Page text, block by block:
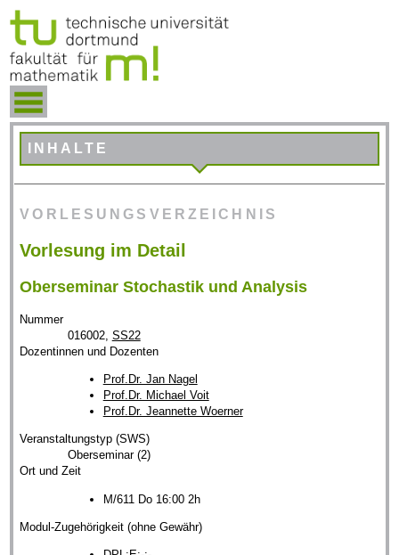
INHALTE
VORLESUNGSVERZEICHNIS
Vorlesung im Detail
Oberseminar Stochastik und Analysis
Nummer
016002, SS22
Dozentinnen und Dozenten
Prof.Dr. Jan Nagel
Prof.Dr. Michael Voit
Prof.Dr. Jeannette Woerner
Veranstaltungstyp (SWS)
Oberseminar (2)
Ort und Zeit
M/611 Do 16:00 2h
Modul-Zugehörigkeit (ohne Gewähr)